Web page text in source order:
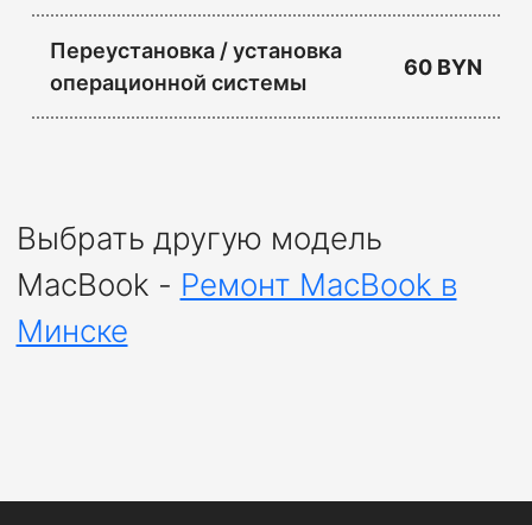
Переустановка / установка
операционной системы
60 BYN
Выбрать другую модель
MacBook - Ремонт MacBook в
Минске